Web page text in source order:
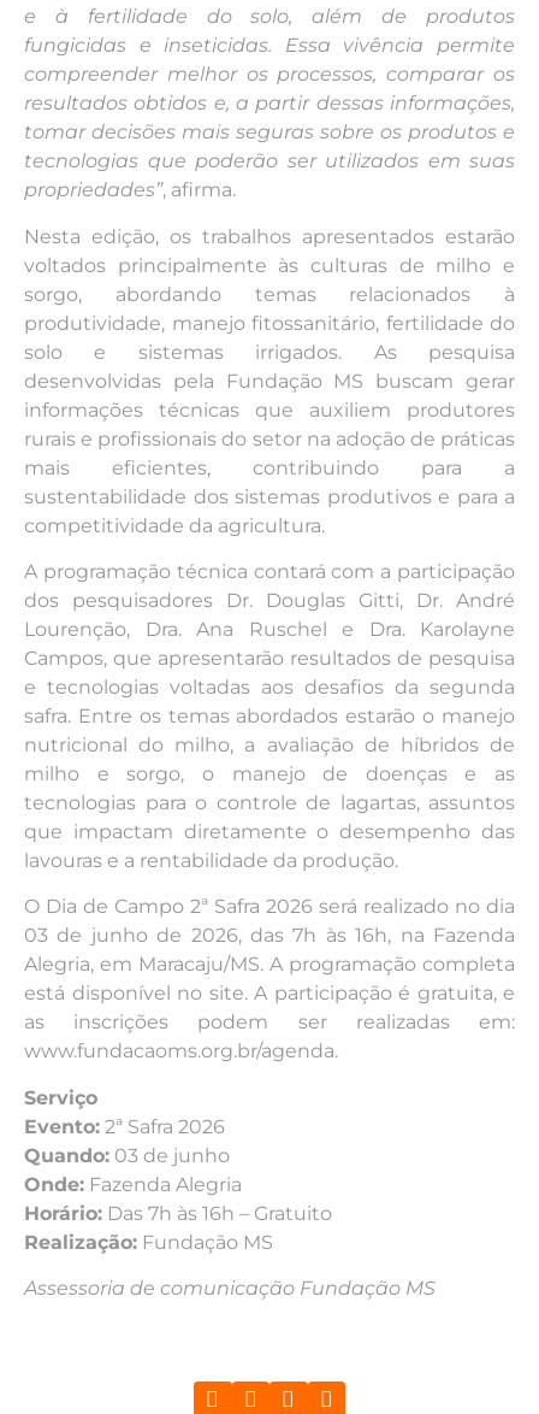
e à fertilidade do solo, além de produtos
fungicidas e inseticidas. Essa vivência permite
compreender melhor os processos, comparar os
resultados obtidos e, a partir dessas informações,
tomar decisões mais seguras sobre os produtos e
tecnologias que poderão ser utilizados em suas
propriedades”, afirma.
Nesta edição, os trabalhos apresentados estarão
voltados principalmente às culturas de milho e
sorgo, abordando temas relacionados à
produtividade, manejo fitossanitário, fertilidade do
solo e sistemas irrigados. As pesquisa
desenvolvidas pela Fundação MS buscam gerar
informações técnicas que auxiliem produtores
rurais e profissionais do setor na adoção de práticas
mais eficientes, contribuindo para a
sustentabilidade dos sistemas produtivos e para a
competitividade da agricultura.
A programação técnica contará com a participação
dos pesquisadores Dr. Douglas Gitti, Dr. André
Lourenção, Dra. Ana Ruschel e Dra. Karolayne
Campos, que apresentarão resultados de pesquisa
e tecnologias voltadas aos desafios da segunda
safra. Entre os temas abordados estarão o manejo
nutricional do milho, a avaliação de híbridos de
milho e sorgo, o manejo de doenças e as
tecnologias para o controle de lagartas, assuntos
que impactam diretamente o desempenho das
lavouras e a rentabilidade da produção.
O Dia de Campo 2ª Safra 2026 será realizado no dia
03 de junho de 2026, das 7h às 16h, na Fazenda
Alegria, em Maracaju/MS. A programação completa
está disponível no site. A participação é gratuita, e
as inscrições podem ser realizadas em:
www.fundacaoms.org.br/agenda.
Serviço
Evento: 2ª Safra 2026
Quando: 03 de junho
Onde: Fazenda Alegria
Horário: Das 7h às 16h – Gratuito
Realização: Fundação MS
Assessoria de comunicação Fundação MS